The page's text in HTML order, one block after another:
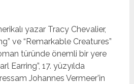
yazar Tracy Chevalier,
ve “Remarkable Creatures”
türünde önemli bir yere
Earring”, 17. yüzyılda
Johannes Vermeer’in